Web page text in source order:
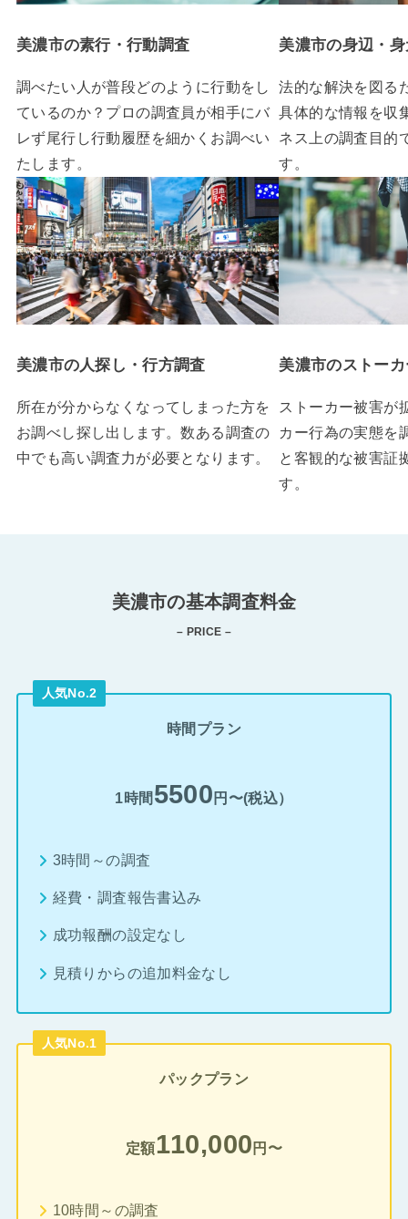
美濃市の素行・行動調査
調べたい人が普段どのように行動をし
ているのか？プロの調査員が相手にバ
レず尾行し行動履歴を細かくお調べい
たします。
美濃市の身辺・
法的な解決を図る
具体的な情報を収
ネス上の調査目的
す。
美濃市の人探し・行方調査
所在が分からなくなってしまった方を
お調べし探し出します。数ある調査の
中でも高い調査力が必要となります。
美濃市のストー
ストーカー被害が
カー行為の実態を
と客観的な被害証
す。
美濃市の基本調査料金
– PRICE –
人気No.2
時間プラン
1時間 5500 円〜(税込）
3時間～の調査
経費・調査報告書込み
成功報酬の設定なし
見積りからの追加料金なし
人気No.1
パックプラン
定額110,000 円〜
10時間～の調査